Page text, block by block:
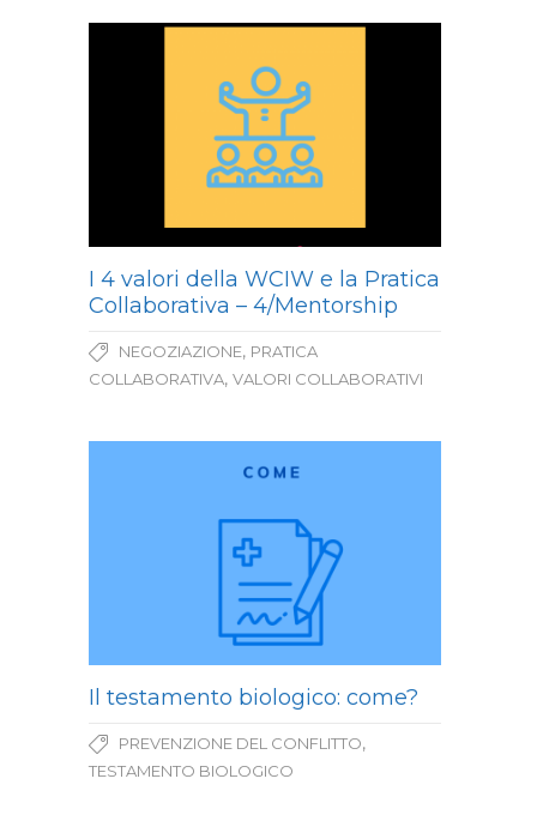
I 4 valori della WCIW e la Pratica
Collaborativa – 4/Mentorship
NEGOZIAZIONE, PRATICA
COLLABORATIVA, VALORI COLLABORATIVI
Il testamento biologico: come?
PREVENZIONE DEL CONFLITTO,
TESTAMENTO BIOLOGICO